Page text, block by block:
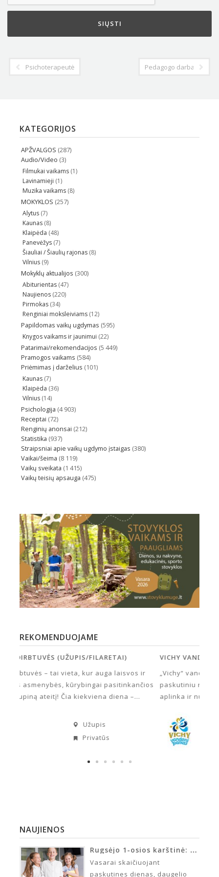
Psichoterapeutė: paaugliai mus girdi, tik neturi apie ką su mumis
Pedagogo darbas:
KATEGORIJOS
APŽVALGOS (287)
Audio/Video (3)
Filmukai vaikams (1)
Lavinamieji (1)
Muzika vaikams (8)
MOKYKLOS (257)
Alytus (7)
Kaunas (8)
Klaipėda (48)
Panevėžys (7)
Šiauliai / Šiaulių rajonas (8)
Vilnius (9)
Mokyklų aktualijos (300)
Abiturientas (47)
Naujienos (220)
Pirmokas (34)
Renginiai moksleiviams (12)
Papildomas vaikų ugdymas (595)
Knygos vaikams ir jaunimui (22)
Patarimai/rekomendacijos (5 449)
Pramogos vaikams (584)
Priėmimas į darželius (101)
Kaunas (7)
Klaipėda (36)
Vilnius (14)
Psichologija (4 903)
Receptai (72)
Renginių anonsai (212)
Statistika (937)
Straipsniai apie vaikų ugdymo įstaigas (380)
Vaikai/šeima (8 119)
Vaikų sveikata (1 415)
Vaikų teisių apsauga (475)
REKOMENDUOJAME
VICHY VANDENS PARKAS
„Vichy“ vandens parko tema – svetinga ir egzotiška
paskutiniu rojumi žemėje vadinamų Polinezijos salų
aplinka ir nuotaika. Parke yra įrengti 9...
Baltupiai
Aktyvus laisvalaikis
NAUJIENOS
Rugsėjo 1-osios karštinė: kaip tėvams ir vaikams suvaldyti artėjančių mokslo metų įtampą?
Vasarai skaičiuojant
paskutines dienas, daugelio